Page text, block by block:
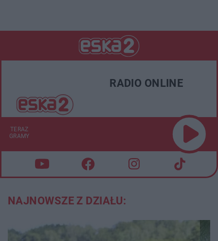
RADIO ONLINE
TERAZ
GRAMY
NAJNOWSZE Z DZIAŁU: